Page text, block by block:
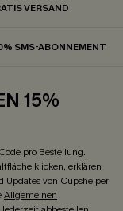
VERSAND
SMS-ABONNEMENT
15%
pro Bestellung.
klicken, erklären
Updates von Cupshe per
Allgemeinen